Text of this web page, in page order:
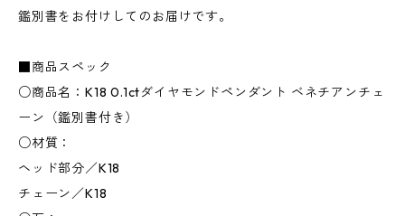
鑑別書をお付けしてのお届けです。
■商品スペック
○商品名：K18 0.1ctダイヤモンドペンダント ベネチアンチェ
ーン（鑑別書付き）
○材質：
ヘッド部分／K18
チェーン／K18